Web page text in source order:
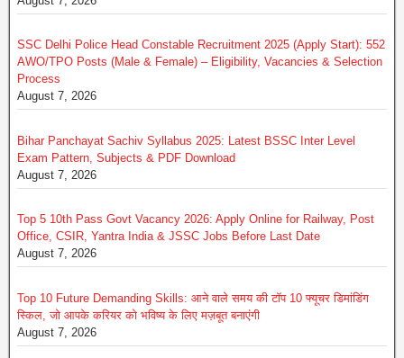
SSC Delhi Police Head Constable Recruitment 2025 (Apply Start): 552
AWO/TPO Posts (Male & Female) – Eligibility, Vacancies & Selection
Process
August 7, 2026
Bihar Panchayat Sachiv Syllabus 2025: Latest BSSC Inter Level
Exam Pattern, Subjects & PDF Download
August 7, 2026
Top 5 10th Pass Govt Vacancy 2026: Apply Online for Railway, Post
Office, CSIR, Yantra India & JSSC Jobs Before Last Date
August 7, 2026
Top 10 Future Demanding Skills: आने वाले समय की टॉप 10 फ्यूचर डिमांडिंग
स्किल, जो आपके करियर को भविष्य के लिए मज़बूत बनाएंगी
August 7, 2026